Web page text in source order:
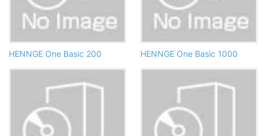
HENNGE One Basic 200 HENNGE One Basic 1000